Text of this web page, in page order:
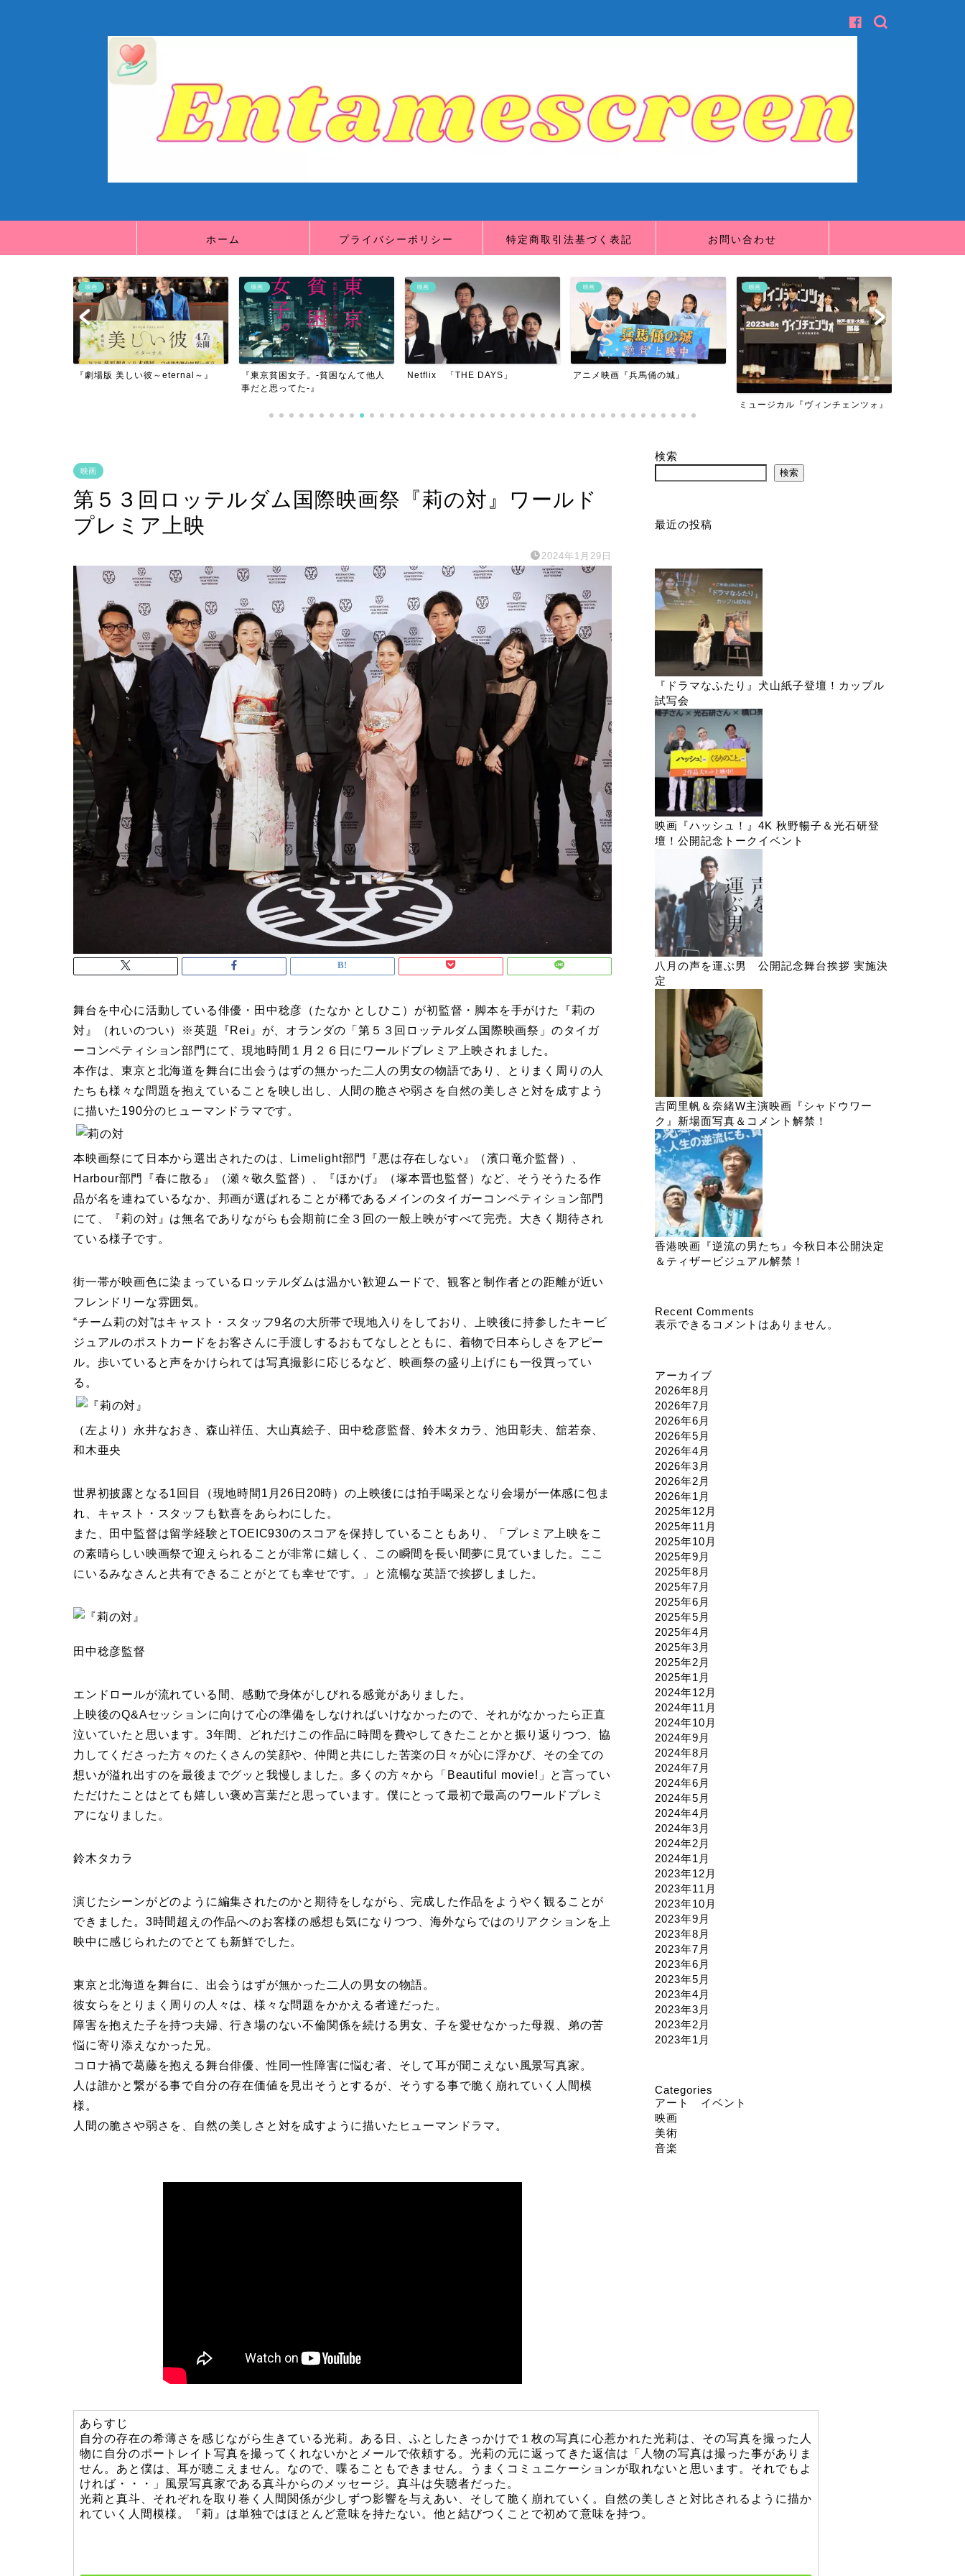
ホーム プライバシーポリシー 特定商取引法基づく表記 お問い合わせ
映画
『東京貧困女子。-貧困なんて他人
映画
Netflix 「THE DAYS」
映画
アニメ映画『兵馬俑の城』
映画 映画
劇場アニメ「青春ブタ野郎はおでか
映画
第５３回ロッテルダム国際映画祭『莉の対』ワールド
プレミア上映
2024年1月29日
舞台を中心に活動している俳優・田中稔彦（たなか としひこ）が初監督・脚本を手がけた『莉の
対』（れいのつい）※英題『Rei』が、オランダの「第５３回ロッテルダム国際映画祭」のタイガ
ーコンペティション部門にて、現地時間１月２６日にワールドプレミア上映されました。
本作は、東京と北海道を舞台に出会うはずの無かった二人の男女の物語であり、とりまく周りの人
たちも様々な問題を抱えていることを映し出し、人間の脆さや弱さを自然の美しさと対を成すよう
に描いた190分のヒューマンドラマです。
本映画祭にて日本から選出されたのは、Limelight部門『悪は存在しない』（濱口竜介監督）、
Harbour部門『春に散る』（瀬々敬久監督）、『ほかげ』（塚本晋也監督）など、そうそうたる作
品が名を連ねているなか、邦画が選ばれることが稀であるメインのタイガーコンペティション部門
にて、『莉の対』は無名でありながらも会期前に全３回の一般上映がすべて完売。大きく期待され
ている様子です。
街一帯が映画色に染まっているロッテルダムは温かい歓迎ムードで、観客と制作者との距離が近い
フレンドリーな雰囲気。
“チーム莉の対”はキャスト・スタッフ9名の大所帯で現地入りをしており、上映後に持参したキービ
ジュアルのポストカードをお客さんに手渡しするおもてなしとともに、着物で日本らしさをアピー
ル。歩いていると声をかけられては写真撮影に応じるなど、映画祭の盛り上げにも一役買ってい
る。
（左より）永井なおき、森山祥伍、大山真絵子、田中稔彦監督、鈴木タカラ、池田彰夫、舘若奈、
和木亜央
世界初披露となる1回目（現地時間1月26日20時）の上映後には拍手喝采となり会場が一体感に包ま
れ、キャスト・スタッフも歓喜をあらわにした。
また、田中監督は留学経験とTOEIC930のスコアを保持していることもあり、「プレミア上映をこ
の素晴らしい映画祭で迎えられることが非常に嬉しく、この瞬間を長い間夢に見ていました。ここ
にいるみなさんと共有できることがとても幸せです。」と流暢な英語で挨拶しました。
田中稔彦監督
エンドロールが流れている間、感動で身体がしびれる感覚がありました。
上映後のQ&Aセッションに向けて心の準備をしなければいけなかったので、それがなかったら正直
泣いていたと思います。3年間、どれだけこの作品に時間を費やしてきたことかと振り返りつつ、協
力してくださった方々のたくさんの笑顔や、仲間と共にした苦楽の日々が心に浮かび、その全ての
想いが溢れ出すのを最後までグッと我慢しました。多くの方々から「Beautiful movie!」と言ってい
ただけたことはとても嬉しい褒め言葉だと思っています。僕にとって最初で最高のワールドプレミ
アになりました。
鈴木タカラ
演じたシーンがどのように編集されたのかと期待をしながら、完成した作品をようやく観ることが
できました。3時間超えの作品へのお客様の感想も気になりつつ、海外ならではのリアクションを上
映中に感じられたのでとても新鮮でした。
東京と北海道を舞台に、出会うはずが無かった二人の男女の物語。
彼女らをとりまく周りの人々は、様々な問題をかかえる者達だった。
障害を抱えた子を持つ夫婦、行き場のない不倫関係を続ける男女、子を愛せなかった母親、弟の苦
悩に寄り添えなかった兄。
コロナ禍で葛藤を抱える舞台俳優、性同一性障害に悩む者、そして耳が聞こえない風景写真家。
人は誰かと繋がる事で自分の存在価値を見出そうとするが、そうする事で脆く崩れていく人間模
様。
人間の脆さや弱さを、自然の美しさと対を成すように描いたヒューマンドラマ。
あらすじ
自分の存在の希薄さを感じながら生きている光莉。ある日、ふとしたきっかけで１枚の写真に心惹かれた光莉は、その写真を撮った人
物に自分のポートレイト写真を撮ってくれないかとメールで依頼する。光莉の元に返ってきた返信は「人物の写真は撮った事がありま
せん。あと僕は、耳が聴こえません。なので、喋ることもできません。うまくコミュニケーションが取れないと思います。それでもよ
ければ・・・」風景写真家である真斗からのメッセージ。真斗は失聴者だった。
光莉と真斗、それぞれを取り巻く人間関係が少しずつ影響を与えあい、そして脆く崩れていく。自然の美しさと対比されるように描か
れていく人間模様。『莉』は単独ではほとんど意味を持たない。他と結びつくことで初めて意味を持つ。
検索
検索
最近の投稿
『ドラマなふたり』犬山紙子登壇！カップル
試写会
映画『ハッシュ！』4K 秋野暢子＆光石研登
壇！公開記念トークイベント
八月の声を運ぶ男 公開記念舞台挨拶 実施決
定
吉岡里帆＆奈緒W主演映画『シャドウワー
ク』新場面写真＆コメント解禁！
香港映画『逆流の男たち』今秋日本公開決定
＆ティザービジュアル解禁！
Recent Comments
表示できるコメントはありません。
アーカイブ
2026年8月
2026年7月
2026年6月
2026年5月
2026年4月
2026年3月
2026年2月
2026年1月
2025年12月
2025年11月
2025年10月
2025年9月
2025年8月
2025年7月
2025年6月
2025年5月
2025年4月
2025年3月
2025年2月
2025年1月
2024年12月
2024年11月
2024年10月
2024年9月
2024年8月
2024年7月
2024年6月
2024年5月
2024年4月
2024年3月
2024年2月
2024年1月
2023年12月
2023年11月
2023年10月
2023年9月
2023年8月
2023年7月
2023年6月
2023年5月
2023年4月
2023年3月
2023年2月
2023年1月
Categories
アート イベント
映画
美術
音楽